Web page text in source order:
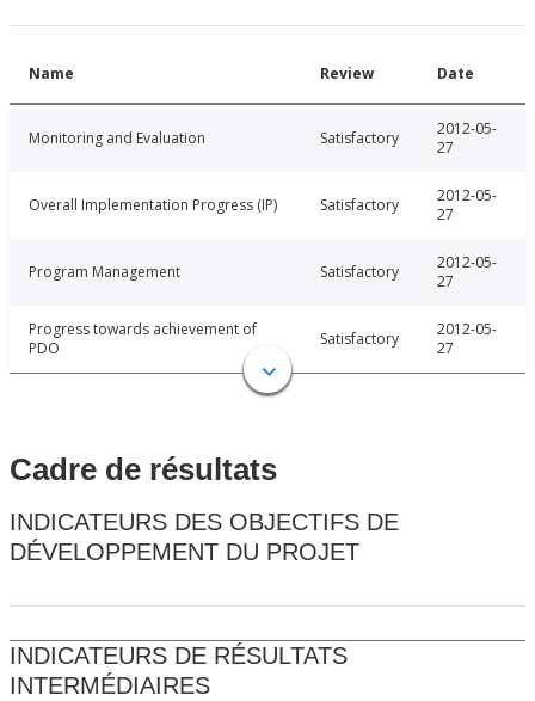
Name Review Date
Monitoring and Evaluation Satisfactory
2012-05-
27
Overall Implementation Progress (IP) Satisfactory
2012-05-
27
Program Management Satisfactory
2012-05-
27
Progress towards achievement of
PDO
Satisfactory
2012-05-
27
Cadre de résultats
INDICATEURS DES OBJECTIFS DE
DÉVELOPPEMENT DU PROJET
INDICATEURS DE RÉSULTATS
INTERMÉDIAIRES